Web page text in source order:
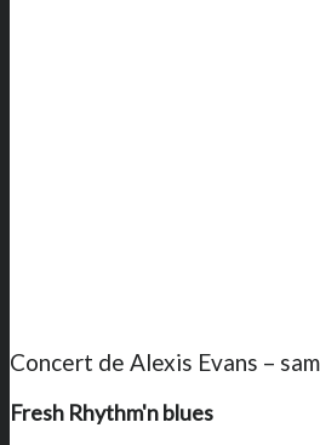
Concert de Alexis Evans –
Fresh Rhythm'n blues